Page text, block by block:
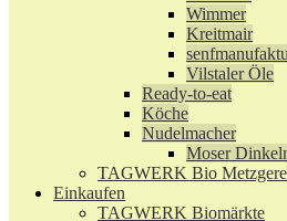
Wimmer
Kreitmair
Vilstaler Öle
Ready-to-eat
Köche
Nudelmacher
Moser
TAGWERK Bio
Einkaufen
TAGWERK Biomärkte